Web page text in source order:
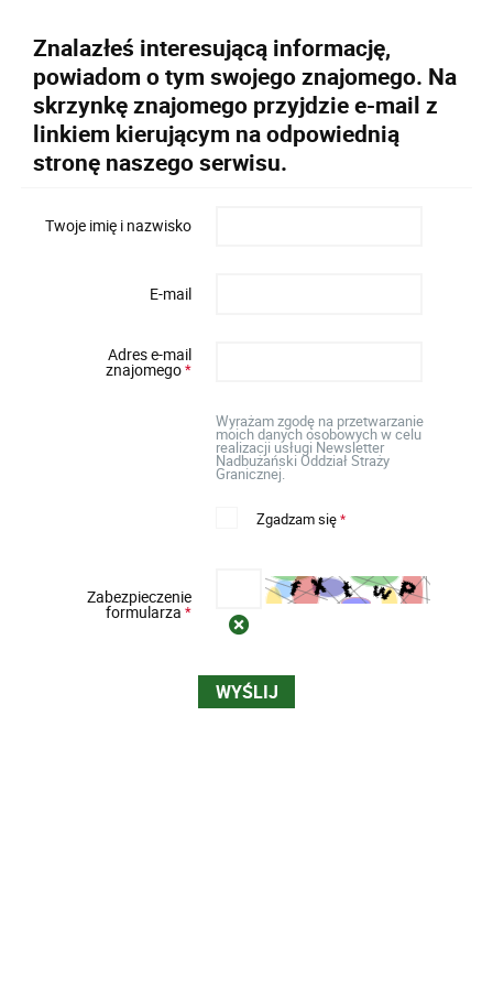
Znalazłeś interesującą informację,
powiadom o tym swojego znajomego. Na
skrzynkę znajomego przyjdzie e-mail z
linkiem kierującym na odpowiednią
stronę naszego serwisu.
Twoje imię i nazwisko
E-mail
Adres e-mail
znajomego*
Wyrażam zgodę na przetwarzanie
moich danych osobowych w celu
realizacji usługi Newsletter
Nadbużański Oddział Straży
Granicznej.
Zgadzam się*
Zabezpieczenie
formularza*